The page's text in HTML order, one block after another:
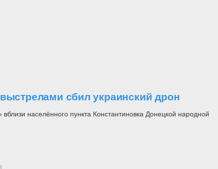
сбил украинский дрон
населённого пункта Константиновка Донецкой народной